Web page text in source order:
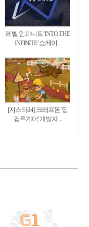
레벨 인피니트 'INTO THE
INFINITE' 쇼케이...
[지스타24] 크래프톤 '딩
컴투게더' 개발자 ...